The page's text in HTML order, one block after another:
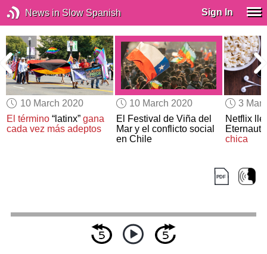
News in Slow Spanish Sign In
10 March 2020
El término “latinx”gana
cada vez más adeptos
10 March 2020
El Festival de Viña del
Mar y el conflicto social
en Chile
3
Netflix
chica